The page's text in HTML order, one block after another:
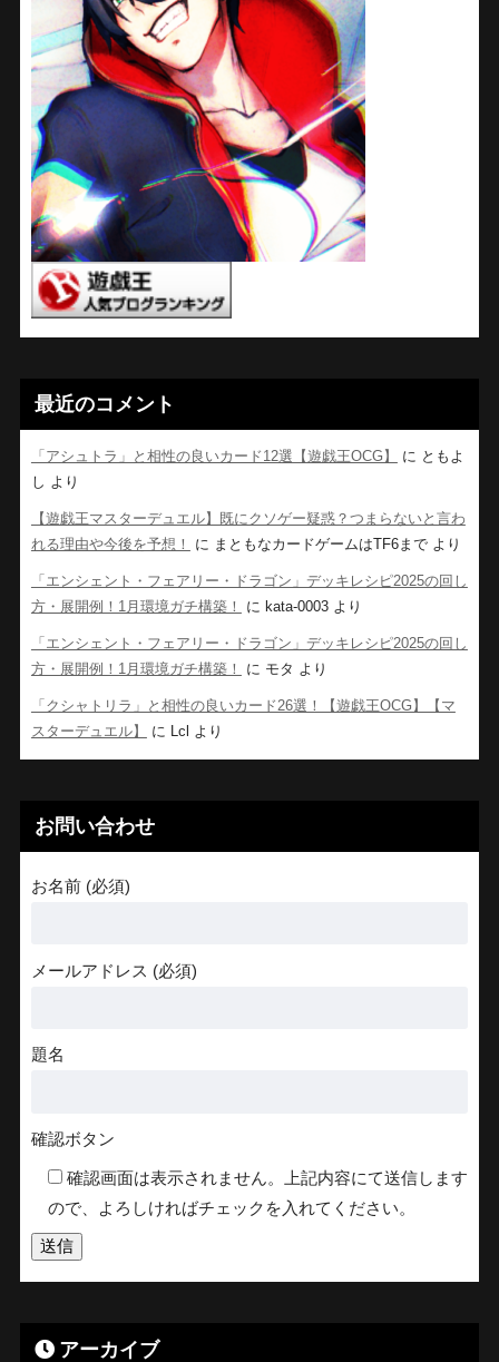
最近のコメント
「アシュトラ」と相性の良いカード12選【遊戯王OCG】 に ともよ
し より
【遊戯王マスターデュエル】既にクソゲー疑惑？つまらないと言わ
れる理由や今後を予想！
に まともなカードゲームはTF6までより
「エンシェント・フェアリー・ドラゴン」デッキレシピ2025の回し
方・展開例！1月環境ガチ構築！
に kata-0003より
「エンシェント・フェアリー・ドラゴン」デッキレシピ2025の回し
方・展開例！1月環境ガチ構築！
に モタ より
「クシャトリラ」と相性の良いカード26選！【遊戯王OCG】【マ
スターデュエル】
に Lcl より
お問い合わせ
お名前 (必須)
メールアドレス (必須)
題名
確認ボタン
確認画面は表示されません。上記内容にて送信します
ので、よろしければチェックを入れてください。
アーカイブ